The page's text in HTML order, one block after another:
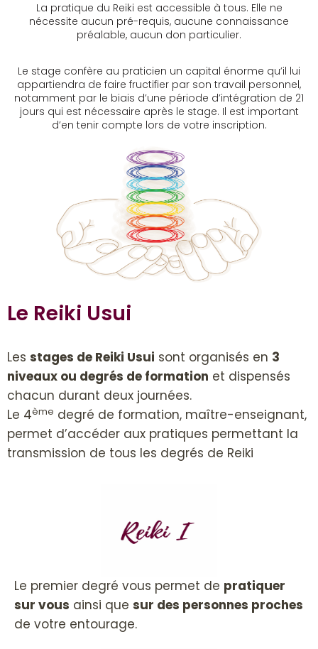
La pratique du Reiki est accessible à tous. Elle ne
nécessite aucun pré-requis, aucune connaissance
préalable, aucun don particulier.
Le stage confère au praticien un capital énorme qu’il lui
appartiendra de faire fructifier par son travail personnel,
notamment par le biais d’une période d’intégration de 21
jours qui est nécessaire après le stage. Il est important
d’en tenir compte lors de votre inscription.
Le Reiki Usui
Les stages de Reiki Usui sont organisés en 3
niveaux ou degrés de formation et dispensés
chacun durant deux journées.
Le 4ème degré de formation, maître-enseignant,
permet d’accéder aux pratiques permettant la
transmission de tous les degrés de Reiki
Le premier degré vous permet de pratiquer
sur vous ainsi que sur des personnes proches
de votre entourage.